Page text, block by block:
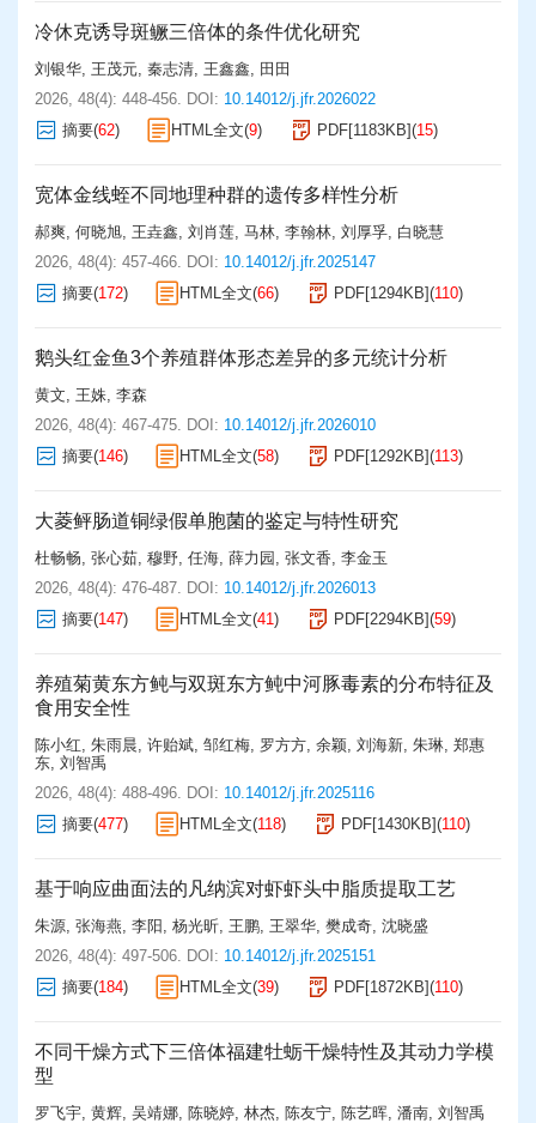
冷休克诱导斑鳜三倍体的条件优化研究
刘银华 王茂元 秦志清 王鑫鑫
田田
2026, 48(4): 448-456.
DOI: 10.14012/j.jfr.2026022
摘要(62) HTML全文(9) PDF[1183KB](15)
宽体金线蛭不同地理种群的遗传多样性分析
郝爽 何晓旭 王垚鑫 刘肖莲 马林 李翰林 刘厚孚 白晓慧
2026, 48(4): 457-466.
DOI: 10.14012/j.jfr.2025147
摘要(172) HTML全文(66) PDF[1294KB](110)
鹅头红金鱼3个养殖群体形态差异的多元统计分析
黄文 王姝 李森
2026, 48(4): 467-475.
DOI: 10.14012/j.jfr.2026010
摘要(146) HTML全文(58) PDF[1292KB](113)
大菱鲆肠道铜绿假单胞菌的鉴定与特性研究
杜畅畅 张心茹 穆野 任海 薛力园 张文香 李金玉
2026, 48(4): 476-487.
DOI: 10.14012/j.jfr.2026013
摘要(147) HTML全文(41 ) PDF[2294KB](59)
养殖菊黄东方鲀与双斑东方鲀中河豚毒素的分布特征及
食用安全性
陈小红 朱雨晨 许贻斌 邹红梅 罗方方 余颖 刘海新 朱琳 郑惠
东 刘智禹
2026, 48(4): 488-496.
DOI: 10.14012/j.jfr.2025116
摘要(477) HTML全文(118) PDF[1430KB](110)
基于响应曲面法的凡纳滨对虾虾头中脂质提取工艺
朱源 张海燕 李阳 杨光昕 王鹏 王翠华 樊成奇 沈晓盛
2026, 48(4): 497-506.
DOI: 10.14012/j.jfr.2025151
摘要(184) HTML全文(39) PDF[1872KB](110)
不同干燥方式下三倍体福建牡蛎干燥特性及其动力学模
型
罗飞宇 黄辉 吴靖娜 陈晓婷 林杰 陈友宁 陈艺晖 潘南 刘智禹